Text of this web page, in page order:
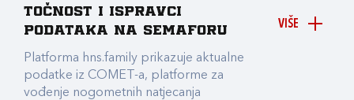
VIŠE
točnost i ispravci
podataka na Semaforu
Platforma hns.family prikazuje aktualne
podatke iz COMET-a, platforme za
vođenje nogometnih natjecanja